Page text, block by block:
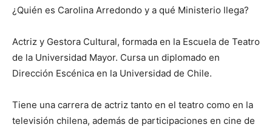
¿Quién es Carolina Arredondo y a qué Ministerio llega?
Actriz y Gestora Cultural, formada en la Escuela de Teatro
de la Universidad Mayor. Cursa un diplomado en
Dirección Escénica en la Universidad de Chile.
Tiene una carrera de actriz tanto en el teatro como en la
televisión chilena, además de participaciones en cine de